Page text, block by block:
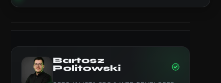
Bartosz
Politowski